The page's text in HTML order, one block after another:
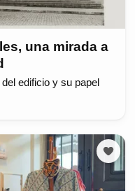
una mirada a
edificio y su papel